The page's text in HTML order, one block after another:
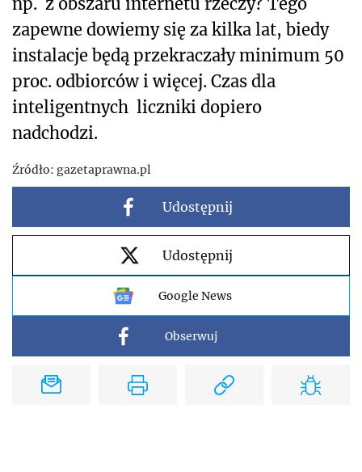
zapewne dowiemy się za kilka lat, biedy
instalacje będą przekraczały minimum 50
proc. odbiorców i więcej. Czas dla
inteligentnych liczniki dopiero
nadchodzi.
Źródło: gazetaprawna.pl
Udostępnij
Udostępnij
Google News
Obserwuj